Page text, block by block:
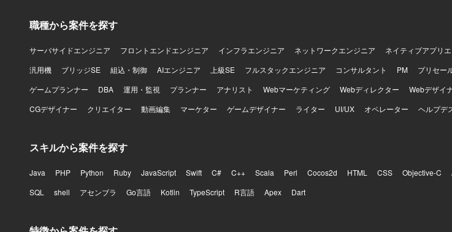
ト推進を主導する経験を積むことができます。Ruby on
【開発環境】 バックエンドはGo、Ruby on Rails、
Docker、Elasticsearchなどを利用しております。フロン
Redux、styled-components、Storybook、Webpackなど
AWS（EC2、RDS、ElastiCache、S3、
職種から案件を探す
サーバサイドエンジニア フロントエンドエンジニア インフラエンジニア ネットワークエンジニア ネイティブアプリ
汎用機
ブリッジSE 組込・制御 AIエンジニア 上級SE フルスタックエンジニア コンサルタント PM プリセー
ゲームプランナー
DBA 運用・監視 プランナー アナリスト Webマーケティング Webディレクター Webデザイ
CGデザイナー
クリエイター 動画編集 マーケター ゲームデザイナー ライター UI/UX オペレーター ヘルプデ
スキルから案件を探す
Java PHP Python Ruby JavaScript Swift C# C++ Scala Perl Cocos2d HTML CSS Objective-C
SQL
shell アセンブラ Go言語 Kotlin TypeScript R言語 Apex Dart